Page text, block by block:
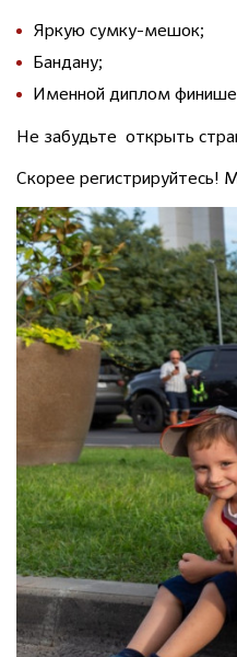
Яркую сумку-мешок;
Бандану;
Именной диплом
Не забудьте открыть
Скорее регистрируйтесь!